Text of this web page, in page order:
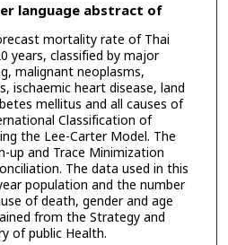
language abstract of
mortality rate of Thai
years, classified by major
malignant neoplasms,
ischaemic heart disease, land
mellitus and all causes of
Classification of
the Lee-Carter Model. The
and Trace Minimization
The data used in this
population and the number
of death, gender and age
from the Strategy and
of public Health.